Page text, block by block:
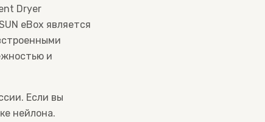
Dryer
eBox является
и
Если вы
нейлона.